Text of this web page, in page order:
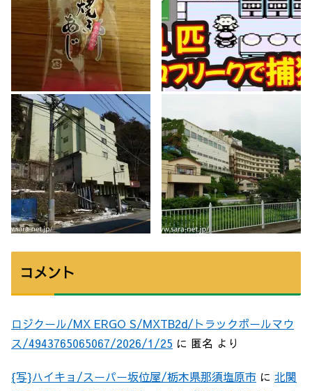
コメント
ロジクール/MX ERGO S/MXTB2d/トラックボールマウ
ス/4943765065067/2026/1/25 に 匿名 より
{写}ハイキョ/スーパー坂位屋/栃木県那須塩原市 に 北関